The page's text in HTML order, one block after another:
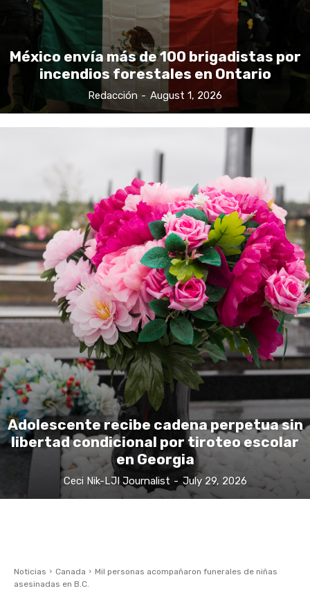
México envía más de 100 brigadistas por
incendios forestales en Ontario
Redacción - August 1, 2026
Adolescente recibe cadena perpetua sin
libertad condicional por tiroteo escolar
en Georgia
Ceci Nik-LJI Journalist - July 29, 2026